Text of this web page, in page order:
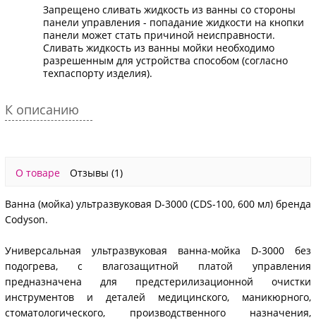
Запрещено сливать жидкость из ванны со стороны
панели управления - попадание жидкости на кнопки
панели может стать причиной неисправности.
Сливать жидкость из ванны мойки необходимо
разрешенным для устройства способом (согласно
техпаспорту изделия).
К описанию
О товаре Отзывы (1)
Ванна (мойка) ультразвуковая D-3000 (CDS-100, 600 мл) бренда
Codyson.
Универсальная ультразвуковая ванна-мойка D-3000 без
подогрева, с влагозащитной платой управления
предназначена для предстерилизационной очистки
инструментов и деталей медицинского, маникюрного,
стоматологического, производственного назначения,